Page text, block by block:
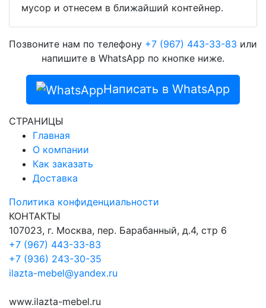
мусор и отнесем в ближайший контейнер.
Позвоните нам по телефону +7 (967) 443-33-83 или
напишите в WhatsApp по кнопке ниже.
Написать в WhatsApp
СТРАНИЦЫ
Главная
О компании
Как заказать
Доставка
Политика конфиденциальности
КОНТАКТЫ
107023, г. Москва, пер. Барабанный, д.4, стр 6
+7 (967) 443-33-83
+7 (936) 243-30-35
ilazta-mebel@yandex.ru
www.ilazta-mebel.ru